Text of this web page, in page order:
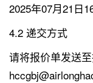
2025年07月21日
4.2 递交方式
请将报价单发送至